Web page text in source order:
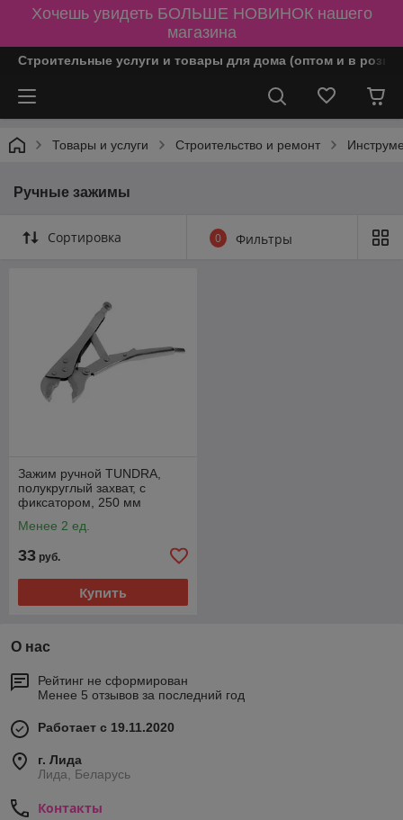
Хочешь увидеть БОЛЬШЕ НОВИНОК нашего
магазина
Строительные услуги и товары для дома (оптом и в
Товары и услуги Строительство и ремонт
Ручные зажимы
Сортировка 0 Фильтры
Зажим ручной TUNDRA,
полукруглый захват, с
фиксатором, 250 мм
Менее 2 ед.
33 руб.
Купить
О нас
Рейтинг не сформирован
Менее 5 отзывов за последний год
Работает с 19.11.2020
г. Лида
Лида, Беларусь
Контакты